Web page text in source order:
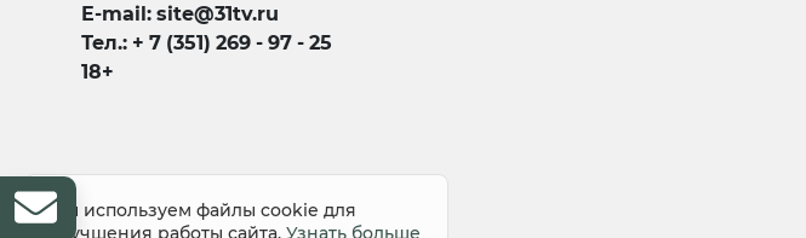
E-mail: site@31tv.ru
Тел.: + 7 (351) 269 - 97 - 25
18+
© 2008-2026 Все права защищены
Мы используем файлы cookie для
улучшения работы сайта. Узнать больше